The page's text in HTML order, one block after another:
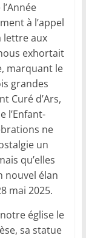
à l’appel
lettre aux
exhortait
marquant le
grandes
Curé d’Ars,
l’Enfant-
ne
un
qu’elles
nouvel élan
mai 2025.
église le
sa statue